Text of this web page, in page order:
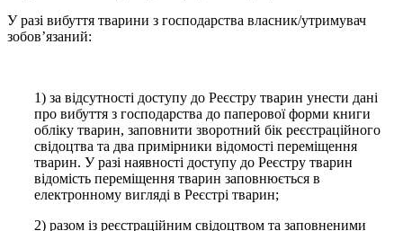
У разі вибуття тварини з господарства власник/утримувач
зобов’язаний:
1) за відсутності доступу до Реєстру тварин унести дані
про вибуття з господарства до паперової форми книги
обліку тварин, заповнити зворотний бік реєстраційного
свідоцтва та два примірники відомості переміщення
тварин. У разі наявності доступу до Реєстру тварин
відомість переміщення тварин заповнюється в
електронному вигляді в Реєстрі тварин;
2) разом із реєстраційним свідоцтвом та заповненими